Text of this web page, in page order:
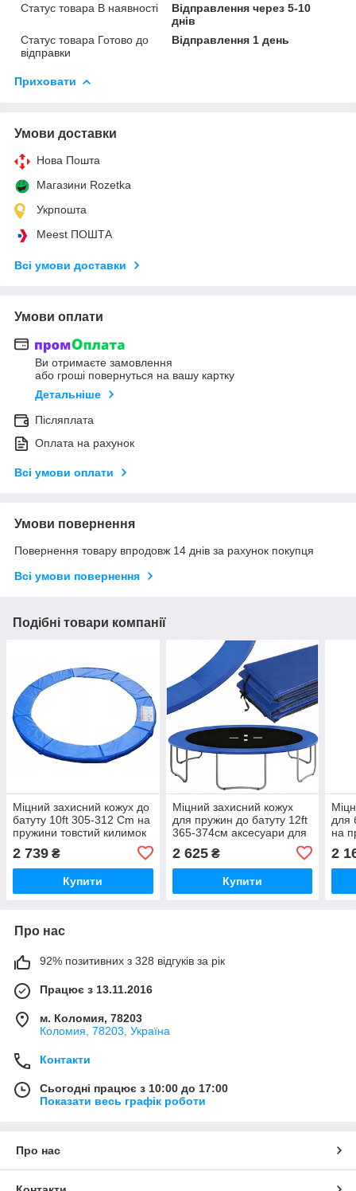
Статус товара В наявності
Відправлення через 5-10
днів
Статус товара Готово до
відправки
Відправлення 1 день
Приховати
Умови доставки
Нова Пошта
Магазини Rozetka
Укрпошта
Meest ПОШТА
Всі умови доставки
Умови оплати
Ви отримаєте замовлення
або гроші повернуться на вашу картку
Детальніше
Післяплата
Оплата на рахунок
Всі умови оплати
Умови повернення
Повернення товару впродовж 14 днів за рахунок покупця
Всі умови повернення
Подібні товари компанії
Міцний захисний кожух до
батуту 10ft 305-312 Cm на
пружини товстий килимок
2 739 ₴
Купити
Міцний захисний кожух
для пружин до батуту 12ft
365-374см аксесуари для
2 625₴
Купити
для
на
2
Про нас
92% позитивних з 328 відгуків за рік
Працює з 13.11.2016
м. Коломия, 78203
Коломия, 78203, Україна
Контакти
Сьогодні працює з 10:00 до 17:00
Показати весь графік роботи
Про нас